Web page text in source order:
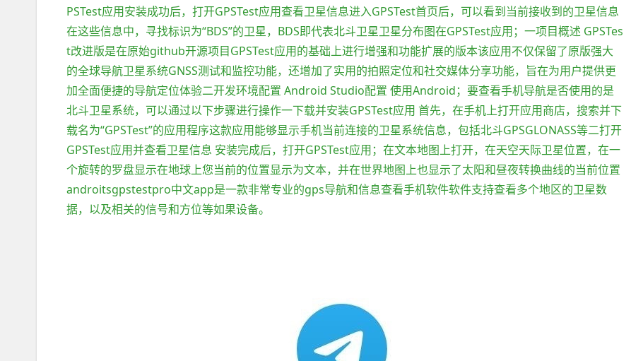
PSTest应用安装成功后，打开GPSTest应用查看卫星信息进入GPSTest首页后，可以看到当前接收到的卫星信息
在这些信息中，寻找标识为“BDS”的卫星，BDS即代表北斗卫星卫星分布图在GPSTest应用；一项目概述 GPSTes
t改进版是在原始github开源项目GPSTest应用的基础上进行增强和功能扩展的版本该应用不仅保留了原版强大
的全球导航卫星系统GNSS测试和监控功能，还增加了实用的拍照定位和社交媒体分享功能，旨在为用户提供更
加全面便捷的导航定位体验二开发环境配置 Android Studio配置 使用Android；要查看手机导航是否使用的是
北斗卫星系统，可以通过以下步骤进行操作一下载并安装GPSTest应用 首先，在手机上打开应用商店，搜索并下
载名为“GPSTest”的应用程序这款应用能够显示手机当前连接的卫星系统信息，包括北斗GPSGLONASS等二打开
GPSTest应用并查看卫星信息 安装完成后，打开GPSTest应用；在文本地图上打开，在天空天际卫星位置，在一
个旋转的罗盘显示在地球上您当前的位置显示为文本，并在世界地图上也显示了太阳和昼夜转换曲线的当前位置
androitsgpstestpro中文app是一款非常专业的gps导航和信息查看手机软件软件支持查看多个地区的卫星数
据，以及相关的信号和方位等如果设备。